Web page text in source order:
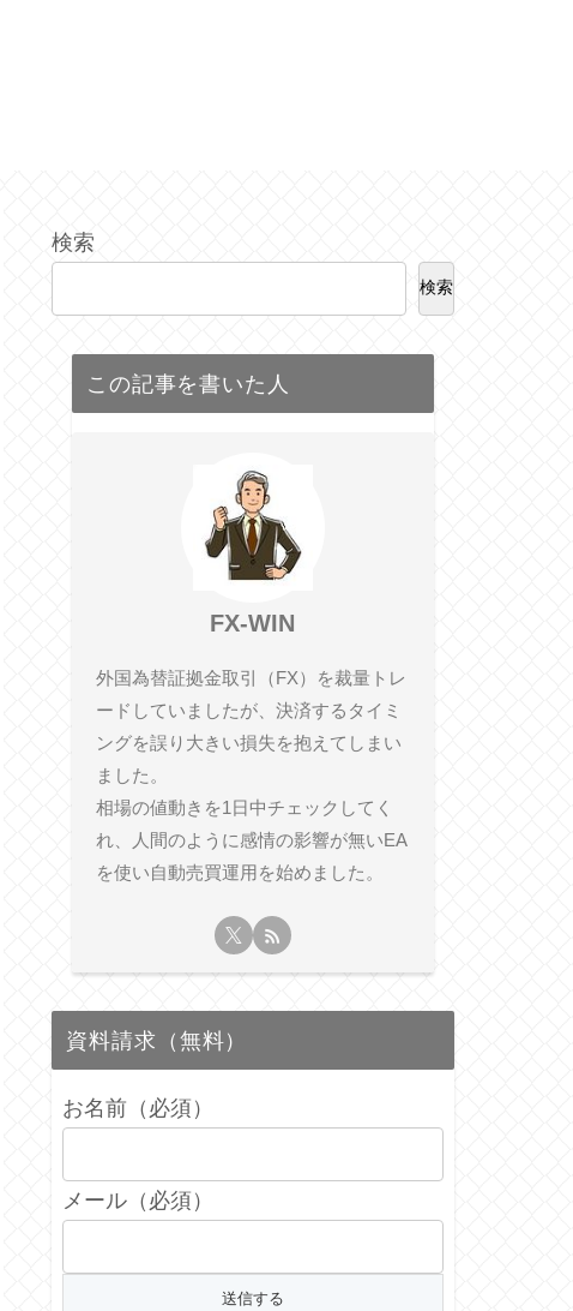
検索
検索
この記事を書いた人
FX-WIN
外国為替証拠金取引（FX）を裁量トレ
ードしていましたが、決済するタイミ
ングを誤り大きい損失を抱えてしまい
ました。
相​場の値動きを1日中チェックしてく
れ、人間のように感情の影響が無いEA
を使い自動売買運用を始めました。
資料請求（無料）
お名前（必須）
メール（必須）